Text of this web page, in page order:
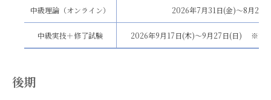
中級理論（オンライン） 2026年7月31日(金)〜8月2日(
中級実技＋修了試験 2026年9月17日(木)〜9月27日(日) ※9月
後期